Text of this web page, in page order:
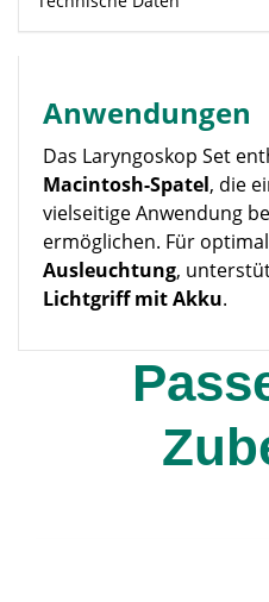
Anwendungen
Das Laryngoskop Set
Macintosh-Spatel, die
vielseitige Anwendung
ermöglichen. Für
Ausleuchtung,
Lichtgriff mit Akku.